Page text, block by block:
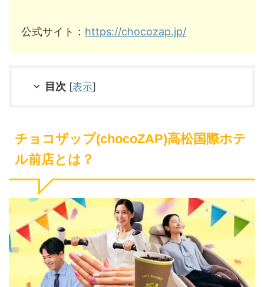
公式サイト： https://chocozap.jp/
目次 [表示]
チョコザップ(chocoZAP)高松国際ホテ
ル前店とは？